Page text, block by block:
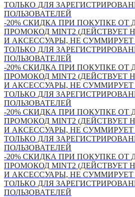
ТОЛЬКО ДЛЯ
ПОЛЬЗОВАТЕЛЕЙ
-20% СКИДКА ПРИ ПОКУПКЕ ОТ
ПРОМОКОД MINT2 (ДЕЙСТВУЕТ
И АКСЕССУАРЫ, НЕ
ТОЛЬКО ДЛЯ
ПОЛЬЗОВАТЕЛЕЙ
-20% СКИДКА ПРИ ПОКУПКЕ ОТ
ПРОМОКОД MINT2 (ДЕЙСТВУЕТ
И АКСЕССУАРЫ, НЕ
ТОЛЬКО ДЛЯ
ПОЛЬЗОВАТЕЛЕЙ
-20% СКИДКА ПРИ ПОКУПКЕ ОТ
ПРОМОКОД MINT2 (ДЕЙСТВУЕТ
И АКСЕССУАРЫ, НЕ
ТОЛЬКО ДЛЯ
ПОЛЬЗОВАТЕЛЕЙ
-20% СКИДКА ПРИ ПОКУПКЕ ОТ
ПРОМОКОД MINT2 (ДЕЙСТВУЕТ
И АКСЕССУАРЫ, НЕ
ТОЛЬКО ДЛЯ
ПОЛЬЗОВАТЕЛЕЙ